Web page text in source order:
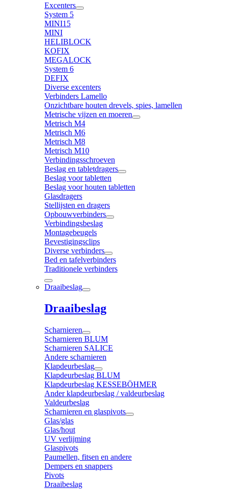
Excenters
System 5
MINI15
MINI
HELIBLOCK
KOFIX
MEGALOCK
System 6
DEFIX
Diverse excenters
Verbinders Lamello
Onzichtbare houten drevels, spies, lamellen
Metrische vijzen en moeren
Metrisch M4
Metrisch M6
Metrisch M8
Metrisch M10
Verbindingsschroeven
Beslag en tabletdragers
Beslag voor tabletten
Beslag voor houten tabletten
Glasdragers
Stellijsten en dragers
Opbouwverbinders
Verbindingsbeslag
Montagebeugels
Bevestigingsclips
Diverse verbinders
Bed en tafelverbinders
Traditionele verbinders
Draaibeslag
Draaibeslag
Scharnieren
Scharnieren BLUM
Scharnieren SALICE
Andere scharnieren
Klapdeurbeslag
Klapdeurbeslag BLUM
Klapdeurbeslag KESSEBÖHMER
Ander klapdeurbeslag / valdeurbeslag
Valdeurbeslag
Scharnieren en glaspivots
Glas/glas
Glas/hout
UV verlijming
Glaspivots
Paumellen, fitsen en andere
Dempers en snappers
Pivots
Draaibeslag